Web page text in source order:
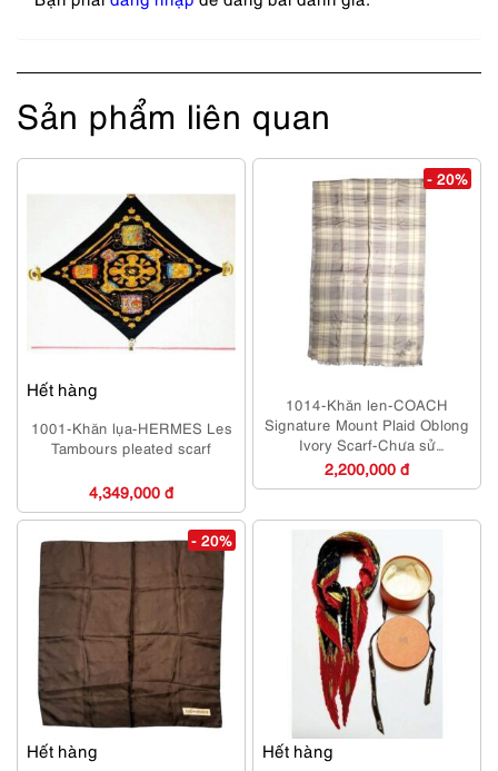
Sản phẩm liên quan
Hết hàng
1001-Khăn lụa-HERMES Les
Tambours pleated scarf
4,349,000 đ
- 20%
1014-Khăn len-COACH
Signature Mount Plaid Oblong
Ivory Scarf-Chưa sử
dụng/Như mới
2,200,000 đ
Hết hàng
- 20%
Hết hàng